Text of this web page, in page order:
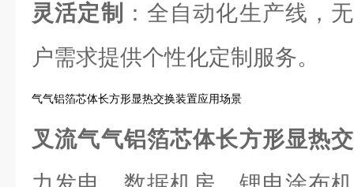
灵活定制
：全自动化生产线，
户需求提供个性化定制服务。
气气铝箔芯体长方形显热交换装置应用场景
叉流气气铝箔芯体长方形显热